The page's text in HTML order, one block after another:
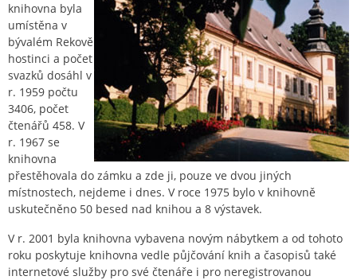
knihovna byla
umístěna v
bývalém Rekově
hostinci a počet
svazků dosáhl v
r. 1959 počtu
3406, počet
čtenářů 458. V
r. 1967 se
knihovna
přestěhovala do zámku a zde ji, pouze ve dvou jiných
místnostech, nejdeme i dnes. V roce 1975 bylo v knihovně
uskutečněno 50 besed nad knihou a 8 výstavek.
V r. 2001 byla knihovna vybavena novým nábytkem a od tohoto
roku poskytuje knihovna vedle půjčování knih a časopisů také
internetové služby pro své čtenáře i pro neregistrovanou